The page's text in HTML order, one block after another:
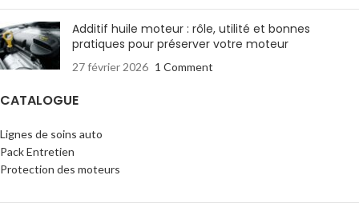
Additif huile moteur : rôle, utilité et bonnes
pratiques pour préserver votre moteur
27 février 2026 1 Comment
CATALOGUE
Lignes de soins auto
Pack Entretien
Protection des moteurs